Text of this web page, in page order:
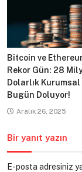
Bitcoin ve
Rekor Gün: 28
Dolarlık Kurumsal
Bugün Doluyor!
Aralık 26, 2025
Bir yanıt yazın
E-posta adresiniz